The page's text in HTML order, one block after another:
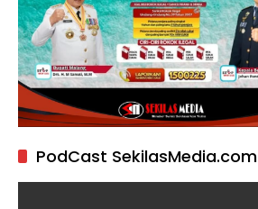
PodCast SekilasMedia.com